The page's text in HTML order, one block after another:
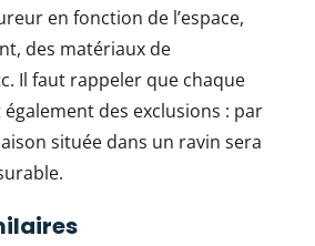
en fonction de l’espace,
des matériaux de
Il faut rappeler que chaque
des exclusions : par
située dans un ravin sera